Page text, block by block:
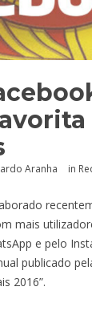
Aranha in
mais
e pelo
publicado
2016”.